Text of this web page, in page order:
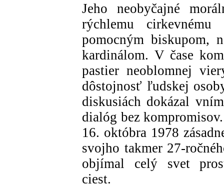
Jeho neobyčajné
rýchlemu
pomocným biskupom,
kardinálom. V čase
pastier neoblomnej
dôstojnosť ľudskej
diskusiách dokázal
dialóg bez
16. októbra 1978
svojho takmer 27-
objímal celý svet
ciest.